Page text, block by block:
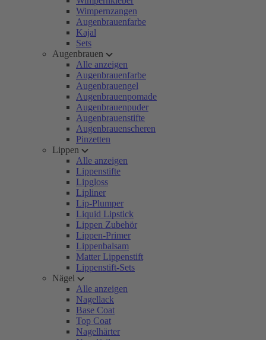
Wimpernzangen
Augenbrauenfarbe
Kajal
Sets
Augenbrauen
Alle anzeigen
Augenbrauenfarbe
Augenbrauengel
Augenbrauenpomade
Augenbrauenpuder
Augenbrauenstifte
Augenbrauenscheren
Pinzetten
Lippen
Alle anzeigen
Lippenstifte
Lipgloss
Lipliner
Lip-Plumper
Liquid Lipstick
Lippen Zubehör
Lippen-Primer
Lippenbalsam
Matter Lippenstift
Lippenstift-Sets
Nägel
Alle anzeigen
Nagellack
Base Coat
Top Coat
Nagelhärter